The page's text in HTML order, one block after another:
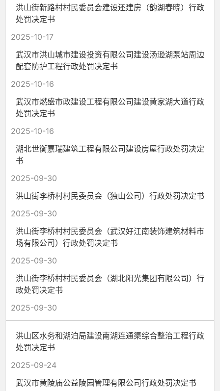
洪山街新路村村民委员会建设还建房（韵湖春晓）行政
处罚决定书
2025-10-17
武汉市洪山城市建设投资有限公司建设汤逊湖泵站周边
配套防护工程行政处罚决定书
2025-10-16
武汉市燃盛市政建设工程有限公司建设黄家湖大道行政
处罚决定书
2025-10-16
湖北世衡嘉瑞建筑工程有限公司建设房屋行政处罚决定
书
2025-09-30
洪山街李桥村村民委员会（独山公司）行政处罚决定书
2025-09-30
洪山街李桥村村民委员会（武汉好江南装饰建筑材料市
场有限公司）行政处罚决定书
2025-09-30
洪山街李桥村村民委员会（湖北阳光集团有限公司）行
政处罚决定书
2025-09-30
洪山区水务和湖泊局建设南湖连通渠综合整治工程行政
处罚决定书
2025-09-24
武汉市黄陵庙公益陵园管理有限公司行政处罚决定书